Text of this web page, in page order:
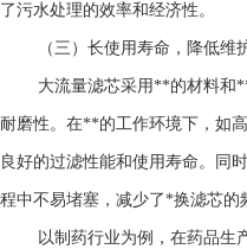
了污水处理的效率和经济性。
（三）长使用寿命，降低维
大流量滤芯采用**的材料和
耐磨性。在**的工作环境下，如
良好的过滤性能和使用寿命。同
程中不易堵塞，减少了*换滤芯的
以制药行业为例，在药品生